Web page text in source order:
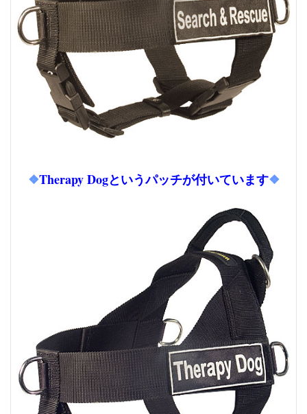
❖Therapy Dogというパッチが付いています❖